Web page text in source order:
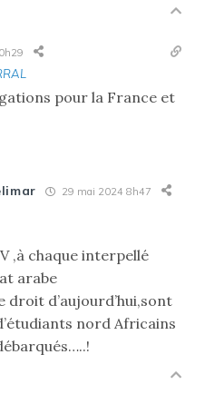
pour la France et
29 mai 2024 8h47
,à chaque interpellé
arabe
droit d’aujourd’hui,sont
nord Africains